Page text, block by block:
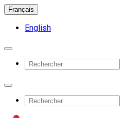
Français
English